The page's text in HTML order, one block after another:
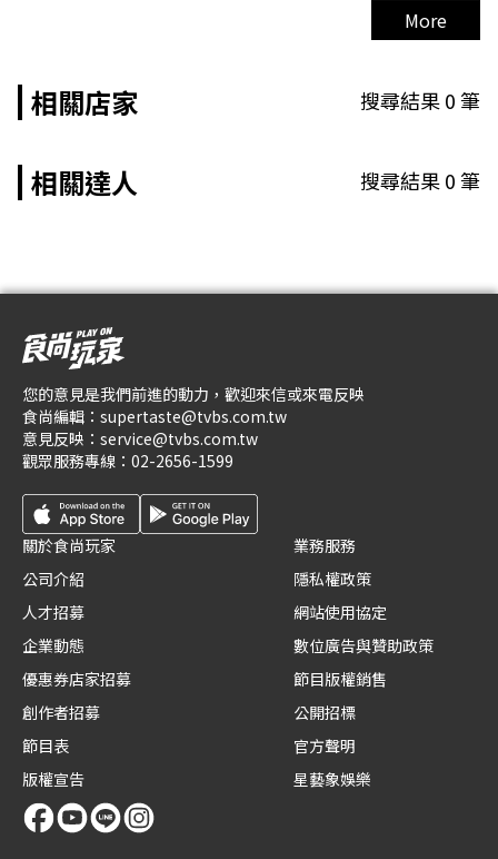
More
相關店家 搜尋結果0筆
相關達人 搜尋結果0筆
您的意見是我們前進的動力，歡迎來信或來電反映
食尚編輯： supertaste@tvbs.com.tw
意見反映： service@tvbs.com.tw
觀眾服務專線： 02-2656-1599
關於食尚玩家
公司介紹
人才招募
企業動態
優惠券店家招募
創作者招募
節目表
版權宣告
業務服務
隱私權政策
網站使用協定
數位廣告與贊助政策
節目版權銷售
公開招標
官方聲明
星藝象娛樂